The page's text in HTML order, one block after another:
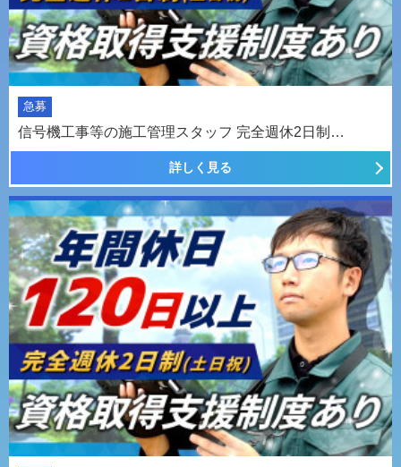
急募
信号機工事等の施工管理スタッフ 完全週休2日制…
詳しく見る